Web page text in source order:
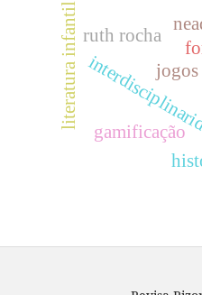
gamificação
jogos
literatura infantil ruth rocha